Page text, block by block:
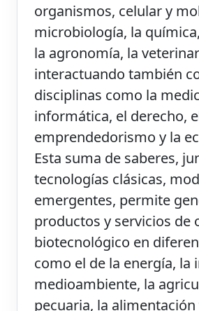
organismos, celular y
microbiología, la
la agronomía, la
interactuando también
disciplinas como la
informática, el derecho,
emprendedorismo y la
Esta suma de saberes,
tecnologías clásicas,
emergentes, permite
productos y servicios de
biotecnológico en
como el de la energía, la
medioambiente, la
pecuaria, la alimentación